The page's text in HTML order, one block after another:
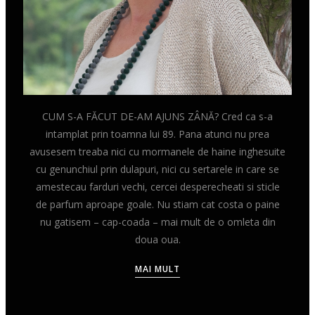
CUM S-A FĂCUT DE-AM AJUNS ZÂNĂ? Cred ca s-a
intamplat prin toamna lui 89. Pana atunci nu prea
avusesem treaba nici cu mormanele de haine inghesuite
cu genunchiul prin dulapuri, nici cu sertarele in care se
amestecau farduri vechi, cercei desperecheati si sticle
de parfum aproape goale. Nu stiam cat costa o paine
nu gatisem – cap-coada – mai mult de o omleta din
doua oua.
MAI MULT